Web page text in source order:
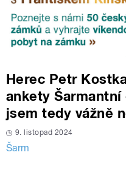
Herec Petr
ankety
jsem tedy vážně
9. listopad 2024
Šarm